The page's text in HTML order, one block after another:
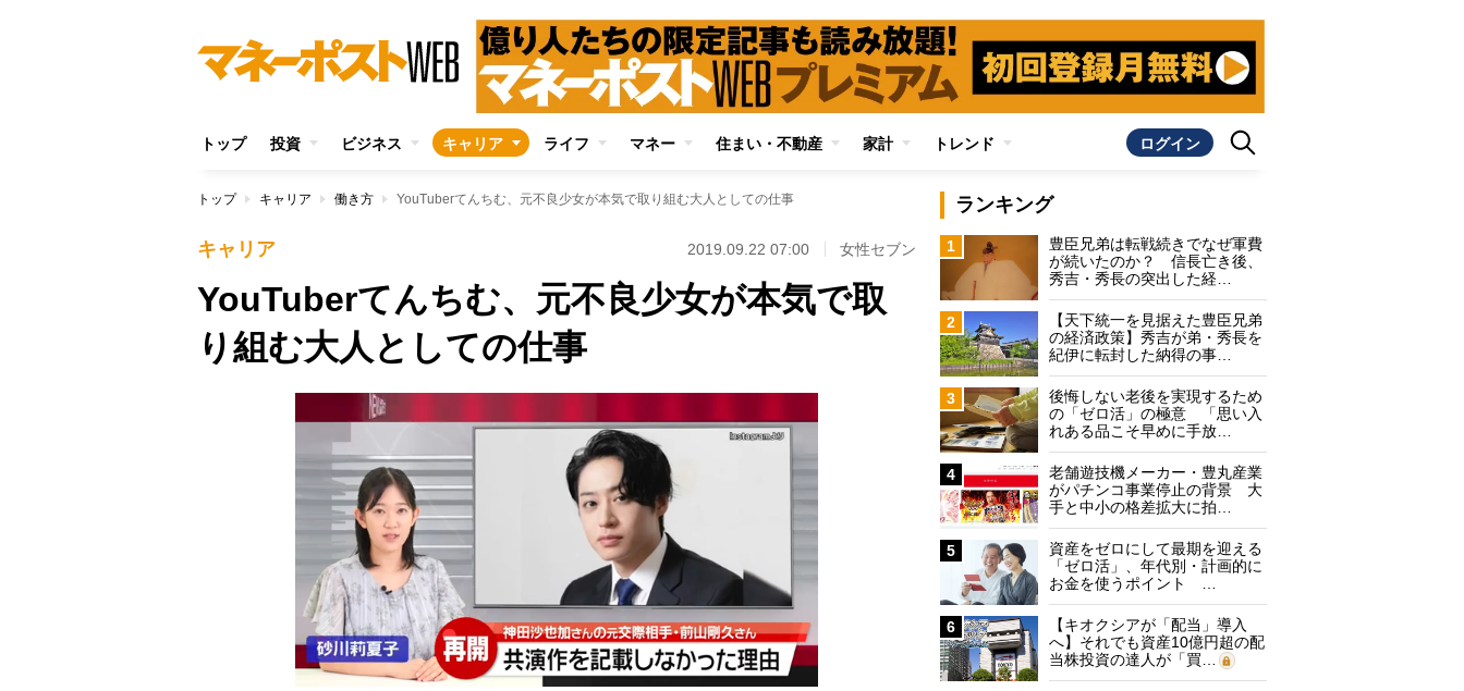
トップ 投資 ビジネス キャリア ライフ マネー 住まい・不動産 家計 トレンド ログイン
トップ キャリア 働き方 YouTuberてんちむ、元不良少女が本気で取り組む大人としての仕事
キャリア 2019.09.22 07:00 女性セブン
YouTuberてんちむ、元不良少女が本気で取
り組む大人としての仕事
ランキング
1
豊臣兄弟は転戦続きでなぜ軍費
が続いたのか？ 信長亡き後、
秀吉・秀長の突出した経…
2
【天下統一を見据えた豊臣兄弟
の経済政策】秀吉が弟・秀長を
紀伊に転封した納得の事…
3
後悔しない老後を実現するため
の「ゼロ活」の極意 「思い入
れある品こそ早めに手放…
4
老舗遊技機メーカー・豊丸産業
がパチンコ事業停止の背景 大
手と中小の格差拡大に拍…
5
資産をゼロにして最期を迎える
「ゼロ活」、年代別・計画的に
お金を使うポイント …
6
【キオクシアが「配当」導入
へ】それでも資産10億円超の配
当株投資の達人が「買…